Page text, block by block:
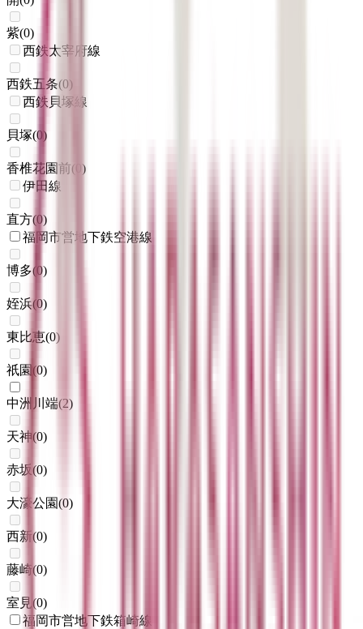
紫(0)
西鉄太宰府線
西鉄五条(0)
西鉄貝塚線
貝塚(0)
香椎花園前( )
伊田線
直方(0)
福岡市営地下鉄空港線
博多(0)
姪浜(0)
東比恵(0)
祇園 (0)
中洲川端(2)
天神(0)
赤坂(0)
大濠公園(0)
西新(0)
藤崎(0)
室見 (0)
福岡市営地下鉄箱崎線